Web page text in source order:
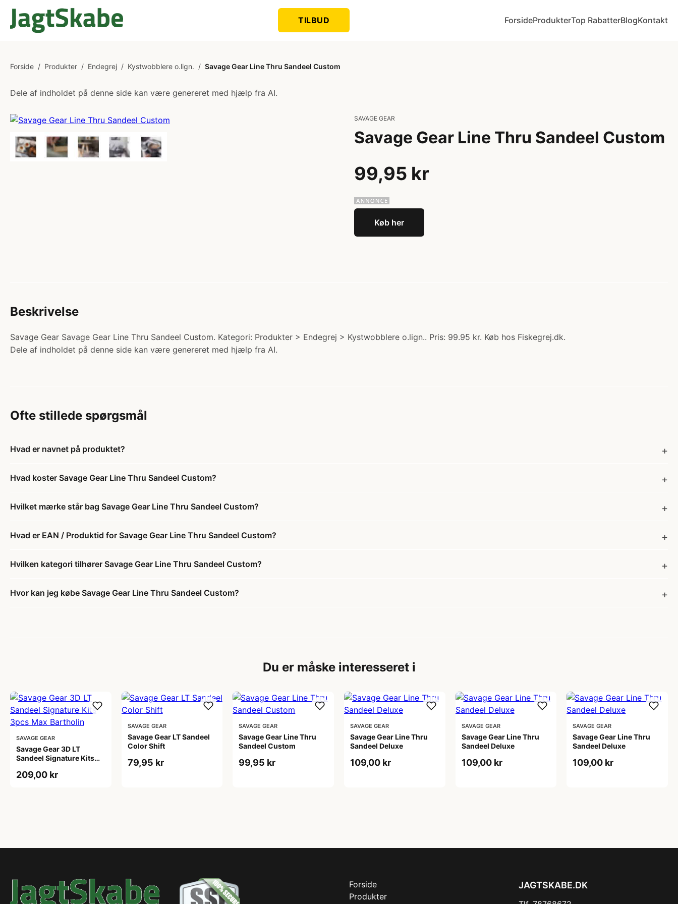
TILBUD ForsideProdukterTop RabatterBlogKontakt
Forside / Produkter / Endegrej / Kystwobblere o.lign. / Savage Gear Line Thru Sandeel Custom
Dele af indholdet på denne side kan være genereret med hjælp fra AI.
SAVAGE GEAR
Savage Gear Line Thru Sandeel Custom
99,95 kr
Køb her
Beskrivelse
Savage Gear Savage Gear Line Thru Sandeel Custom. Kategori: Produkter > Endegrej > Kystwobblere o.lign.. Pris: 99.95 kr. Køb hos Fiskegrej.dk.
Dele af indholdet på denne side kan være genereret med hjælp fra AI.
Ofte stillede spørgsmål
Hvad er navnet på produktet?
Hvad koster Savage Gear Line Thru Sandeel Custom?
Hvilket mærke står bag Savage Gear Line Thru Sandeel Custom?
Hvad er EAN / Produktid for Savage Gear Line Thru Sandeel Custom?
Hvilken kategori tilhører Savage Gear Line Thru Sandeel Custom?
Hvor kan jeg købe Savage Gear Line Thru Sandeel Custom?
Du er måske interesseret i
SAVAGE GEAR
Savage Gear 3D LT
Sandeel Signature Kits
209,00 kr
SAVAGE GEAR
Savage Gear LT Sandeel
Color Shift
79,95 kr
SAVAGE GEAR
Savage Gear Line Thru
Sandeel Custom
99,95 kr
SAVAGE GEAR
Savage Gear Line Thru
Sandeel Deluxe
109,00 kr
SAVAGE GEAR
Savage Gear Line Thru
Sandeel Deluxe
109,00 kr
SAVAGE GEAR
Savage Gear Line Thru
Sandeel Deluxe
109,00 kr
Forside
Produkter
JAGTSKABE.DK